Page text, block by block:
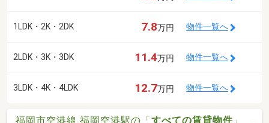
1LDK・2K・2DK 7.8万円 物件一覧へ
2LDK・3K・3DK 11.4万円 物件一覧へ
3LDK・4K・4LDK 12.7万円 物件一覧へ
福岡市空港線 福岡空港駅の「すべての賃貸物件 」